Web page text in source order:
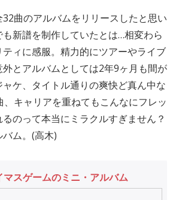
曲のアルバムをリリースしたと思い
新譜を制作していたとは…相変わら
ィに感服。精力的にツアーやライブ
外とアルバムとしては2年9ヶ月も間が
ケ、タイトル通りの爽快ど真ん中な
、キャリアを重ねてもこんなにフレッ
のって本当にミラクルすぎません？
ム。(高木)
スゲームのミニ・アルバム